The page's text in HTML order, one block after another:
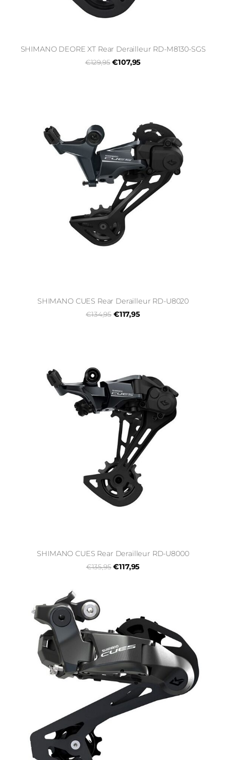
SHIMANO DEORE XT Rear Derailleur RD-M8130-SGS
€129,95 €107,95
SHIMANO CUES Rear Derailleur RD-U8020
€134,95 €117,95
SHIMANO CUES Rear Derailleur RD-U8000
€135,95 €117,95